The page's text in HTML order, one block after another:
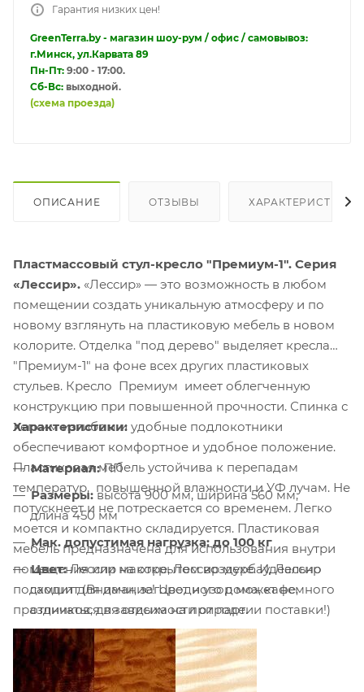
Гарантия низких цен!
GreenTerra.by - магазин шоу-рум / офис / самовывоз:
г.Минск, ул.Карвата 89
Пн-Пт: 9:00 - 17:00.
Сб-Вс: выходной.
(схема проезда)
ОПИСАНИЕ ОТЗЫВЫ ХАРАКТЕРИСТИКИ
Пластмассовый стул-кресло "Премиум-1". Серия
«Лессир». «Лессир» — это возможность в любом
помещении создать уникальную атмосферу и по
новому взглянуть на пластиковую мебель в новом
колорите. Отделка "под дерево" выделяет кресла
"Премиум-1" на фоне всех других пластиковых
стульев. Кресло Премиум имеет облегченную
конструкцию при повышенной прочности. Спинка с
легким изгибом и удобные подлокотники
обеспечивают комфортное и удобное положение.
Пластиковая мебель устойчива к перепадам
температур, повышенной влажности и УФ лучам. Не
потускнеет и не потрескается со временем. Легко
моется и компактно складируется. Пластиковая
мебель предназначена для использования внутри
помещения или на открытом воздухе. Идеально
подходит для дачи, загородного дома, кафе,
праздников, для отдыха на природе.
Характеристики:
Материал:ПП
Размеры: высота 900 мм, ширина 560 мм,
длина 450 мм
Мак. допустимая нагрузка: до 100 кг
Цвет:Лессир макоре, Лессир мербау, Лессир
самшит (Внимание! Цвет и узор может немного
отличаться в зависимости от партии поставки!)